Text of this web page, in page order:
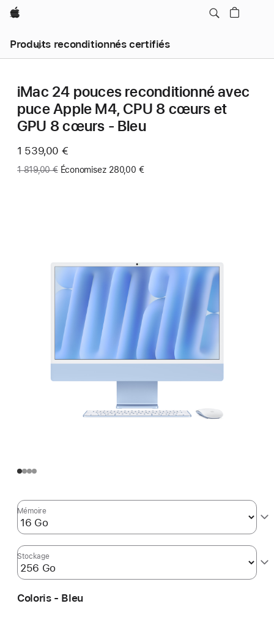
Apple
Produits reconditionnés certifiés
iMac 24 pouces reconditionné avec
puce Apple M4, CPU 8 cœurs et
GPU 8 cœurs - Bleu
Maintenant
1 539,00 €
Ancien
1 819,00 € Économisez 280,00 €
Mémoire
Stockage
Coloris - Bleu